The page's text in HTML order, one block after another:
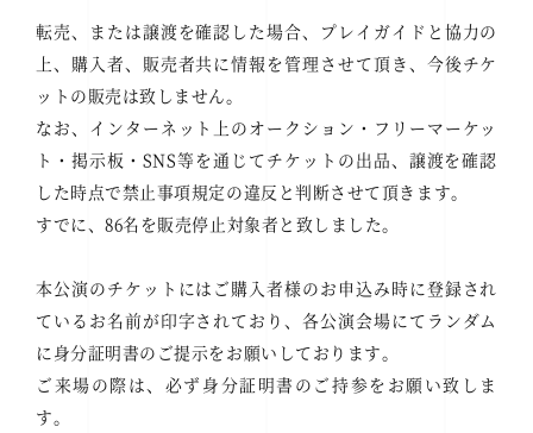
転売、または譲渡を確認した場合、プレイガイドと協力の
上、購入者、販売者共に情報を管理させて頂き、今後チケ
ットの販売は致しません。
なお、インターネット上のオークション・フリーマーケッ
ト・掲示板・SNS等を通じてチケットの出品、譲渡を確認
した時点で禁止事項規定の違反と判断させて頂きます。
すでに、86名を販売停止対象者と致しました。
本公演のチケットにはご購入者様のお申込み時に登録され
ているお名前が印字されており、各公演会場にてランダム
に身分証明書のご提示をお願いしております。
ご来場の際は、必ず身分証明書のご持参をお願い致しま
す。